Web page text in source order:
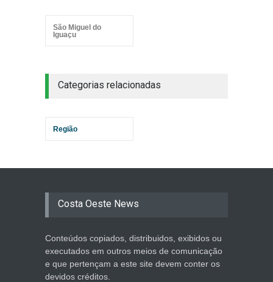
São Miguel do
Iguaçu
Categorias relacionadas
Região
Costa Oeste News
Conteúdos copiados, distribuidos, exibidos ou
executados em outros meios de comunicação
e que pertençam a este site devem conter os
devidos créditos.